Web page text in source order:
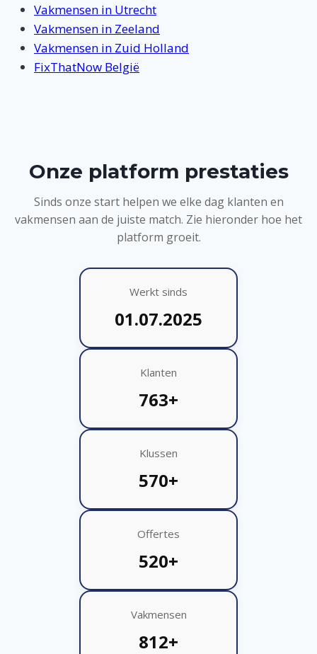
Vakmensen in Utrecht
Vakmensen in Zeeland
Vakmensen in Zuid Holland
FixThatNow België
Onze platform prestaties
Sinds onze start helpen we elke dag klanten en
vakmensen aan de juiste match. Zie hieronder hoe het
platform groeit.
Werkt sinds
01.07.2025
Klanten
763+
Klussen
570+
Offertes
520+
Vakmensen
812+